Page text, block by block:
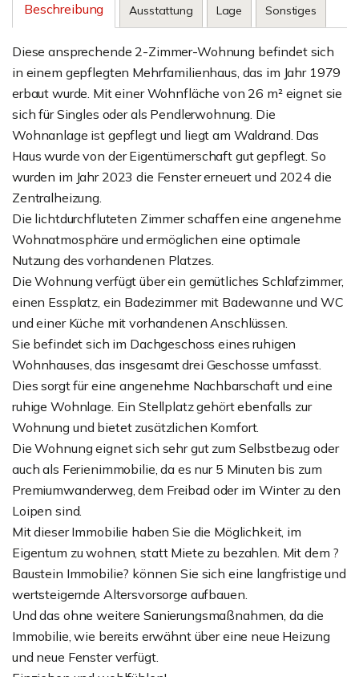
Beschreibung Ausstattung Lage Sonstiges
Diese ansprechende 2-Zimmer-Wohnung befindet sich
in einem gepflegten Mehrfamilienhaus, das im Jahr 1979
erbaut wurde. Mit einer Wohnfläche von 26 m² eignet sie
sich für Singles oder als Pendlerwohnung. Die
Wohnanlage ist gepflegt und liegt am Waldrand. Das
Haus wurde von der Eigentümerschaft gut gepflegt. So
wurden im Jahr 2023 die Fenster erneuert und 2024 die
Zentralheizung.
Die lichtdurchfluteten Zimmer schaffen eine angenehme
Wohnatmosphäre und ermöglichen eine optimale
Nutzung des vorhandenen Platzes.
Die Wohnung verfügt über ein gemütliches Schlafzimmer,
einen Essplatz, ein Badezimmer mit Badewanne und WC
und einer Küche mit vorhandenen Anschlüssen.
Sie befindet sich im Dachgeschoss eines ruhigen
Wohnhauses, das insgesamt drei Geschosse umfasst.
Dies sorgt für eine angenehme Nachbarschaft und eine
ruhige Wohnlage. Ein Stellplatz gehört ebenfalls zur
Wohnung und bietet zusätzlichen Komfort.
Die Wohnung eignet sich sehr gut zum Selbstbezug oder
auch als Ferienimmobilie, da es nur 5 Minuten bis zum
Premiumwanderweg, dem Freibad oder im Winter zu den
Loipen sind.
Mit dieser Immobilie haben Sie die Möglichkeit, im
Eigentum zu wohnen, statt Miete zu bezahlen. Mit dem ?
Baustein Immobilie? können Sie sich eine langfristige und
wertsteigernde Altersvorsorge aufbauen.
Und das ohne weitere Sanierungsmaßnahmen, da die
Immobilie, wie bereits erwähnt über eine neue Heizung
und neue Fenster verfügt.